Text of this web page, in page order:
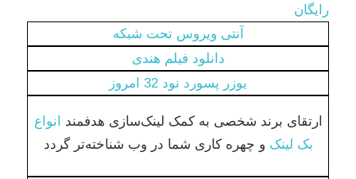
رایگان
آنتی ویروس تحت شبکه
دانلود فیلم هندی
یوزر پسورد نود 32 امروز
ارتقای برند شخصی به کمک لینک‌سازی هدفمند
انواع
بک لینک و چهره کاری شما در وب شناخته‌تر گردد